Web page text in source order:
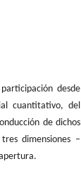
desde
cuantitativo, del
de dichos
dimensiones –